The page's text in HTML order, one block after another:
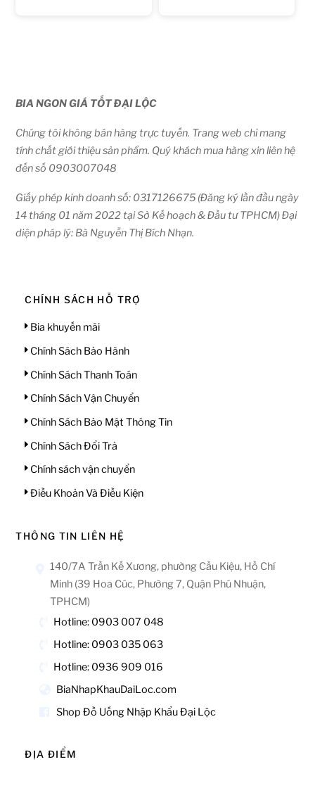
BIA NGON GIÁ TỐT ĐẠI LỘC
Chúng tôi không bán hàng trực tuyến. Trang web chỉ mang
tính chất giới thiệu sản phẩm. Quý khách mua hàng xin liên hệ
đến số 0903007048
Giấy phép kinh doanh số: 0317126675 (Đăng ký lần đầu ngày
14 tháng 01 năm 2022 tại Sở Kế hoạch & Đầu tư TPHCM) Đại
diện pháp lý: Bà Nguyễn Thị Bích Nhạn.
CHÍNH SÁCH HỖ TRỢ
Bia khuyến mãi
Chính Sách Bảo Hành
Chính Sách Thanh Toán
Chính Sách Vận Chuyển
Chính Sách Bảo Mật Thông Tin
Chính Sách Đổi Trả
Chính sách vận chuyển
Điều Khoản Và Điều Kiện
THÔNG TIN LIÊN HỆ
140/7A Trần Kế Xương, phường Cầu Kiệu, Hồ Chí
Minh (39 Hoa Cúc, Phường 7, Quận Phú Nhuận,
TPHCM)
Hotline: 0903 007 048
Hotline: 0903 035 063
Hotline: 0936 909 016
BiaNhapKhauDaiLoc.com
Shop Đồ Uống Nhập Khẩu Đại Lộc
ĐỊA ĐIỂM